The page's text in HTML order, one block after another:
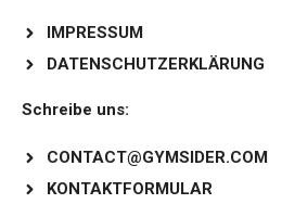
IMPRESSUM
DATENSCHUTZERKLÄRUNG
Schreibe uns:
CONTACT@GYMSIDER.COM
KONTAKTFORMULAR